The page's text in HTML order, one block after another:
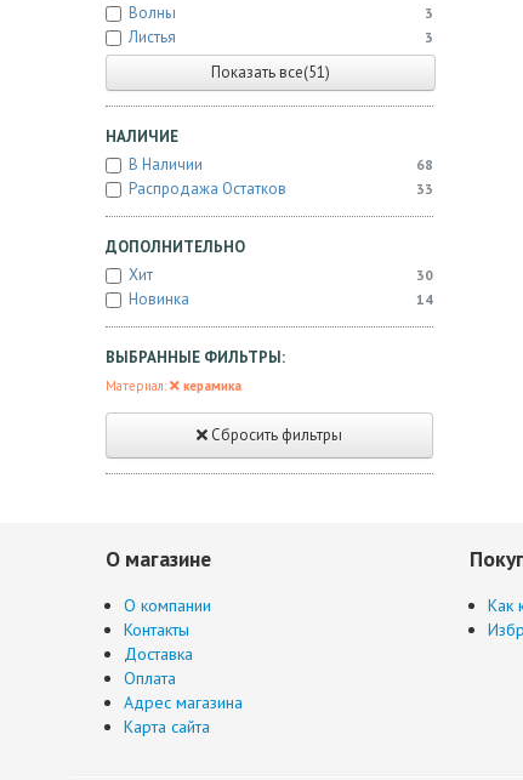
Волны 3
Листья 3
Показать все(51)
НАЛИЧИЕ
В Наличии
68
Распродажа Остатков 33
ДОПОЛНИТЕЛЬНО
Хит
30
Новинка 14
ВЫБРАННЫЕ ФИЛЬТРЫ:
Материал: керамика
Сбросить фильтры
О магазине
О компании
Контакты
Доставка
Оплата
Адрес магазина
Карта сайта
Как